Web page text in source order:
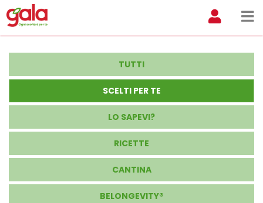
TUTTI
SCELTI PER TE
LO SAPEVI?
RICETTE
CANTINA
BELONGEVITY®